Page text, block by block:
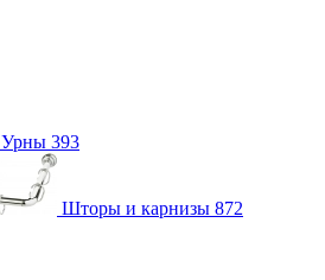
Урны 393
Шторы и карнизы 872